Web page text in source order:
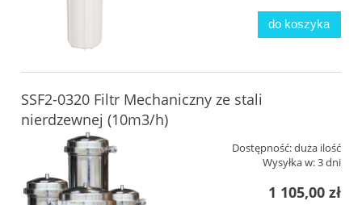
do koszyka
SSF2-0320 Filtr Mechaniczny ze stali
nierdzewnej (10m3/h)
Dostępność:duża ilość
Wysyłka w:3 dni
1 105,00 zł